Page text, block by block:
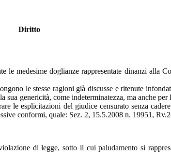
Diritto
le medesime doglianze rappresentate dinanzi alla
le stesse ragioni già discusse e ritenute
genericità, come indeterminatezza, ma anche
le esplicitazioni del giudice censurato senza
conformi, quale: Sez. 2, 15.5.2008 n. 19951,
di legge, sotto il cui paludamento si